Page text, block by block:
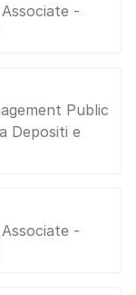
-
Public
Depositi e
-